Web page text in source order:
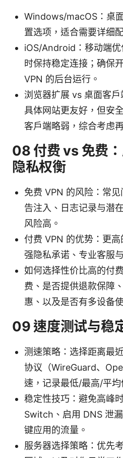
Windows/macOS：桌
置选项，适合需要详细
iOS/Android：移动端
时保持稳定连接；确保
VPN 的后台运行。
浏览器扩展 vs 桌面客
具体网站更友好，但安
客户端略弱，综合考虑
08 付费 vs 免费
隐私权衡
免费 VPN 的风险：常
告注入、日志记录与潜
风险高。
付费 VPN 的优势：更高
强隐私承诺、专业客服
如何选择性价比高的付
费、是否提供退款保障
惠、以及是否有多设备
09 速度测试与稳
测速策略：选择距离最
协议（WireGuard、
速，记录最低/最高/平均
稳定性技巧：避免高峰
Switch、启用 DNS 泄
键应用的流量。
服务器选择策略：优先